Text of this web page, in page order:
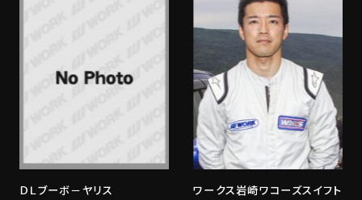
ＤＬブーボ－ヤリス ワークス岩崎ワコーズスイフト